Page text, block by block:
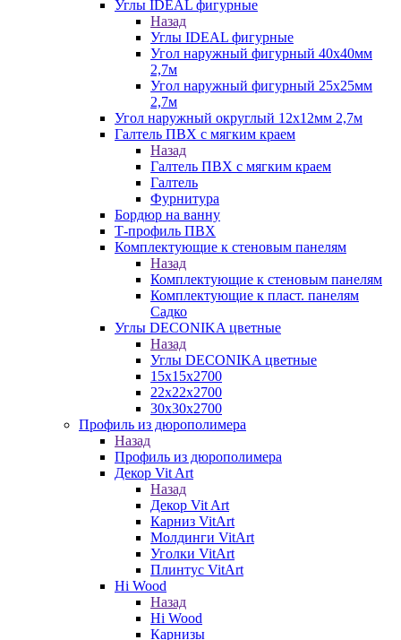
Углы IDEAL фигурные
Назад
Углы IDEAL фигурные
Угол наружный фигурный 40х40мм
2,7м
Угол наружный фигурный 25х25мм
2,7м
Угол наружный округлый 12х12мм 2,7м
Галтель ПВХ с мягким краем
Назад
Галтель ПВХ с мягким краем
Галтель
Фурнитура
Бордюр на ванну
Т-профиль ПВХ
Комплектующие к стеновым панелям
Назад
Комплектующие к стеновым панелям
Комплектующие к пласт. панелям
Садко
Углы DECONIKA цветные
Назад
Углы DECONIKA цветные
15х15х2700
22х22х2700
30х30х2700
Профиль из дюрополимера
Назад
Профиль из дюрополимера
Декор Vit Art
Назад
Декор Vit Art
Карниз VitArt
Молдинги VitArt
Уголки VitArt
Плинтус VitArt
Hi Wood
Назад
Hi Wood
Карнизы